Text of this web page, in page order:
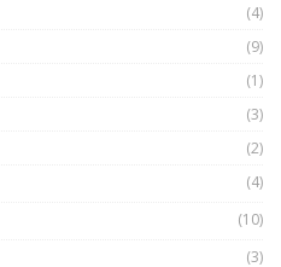
qua các cuộc chiến | Phổ cập
(4)
(9)
(1)
(3)
(2)
(4)
(10)
(3)